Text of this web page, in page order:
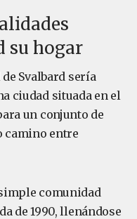
su hogar
Svalbard sería
ciudad situada en el
un conjunto de
camino entre
comunidad
de 1990, llenándose